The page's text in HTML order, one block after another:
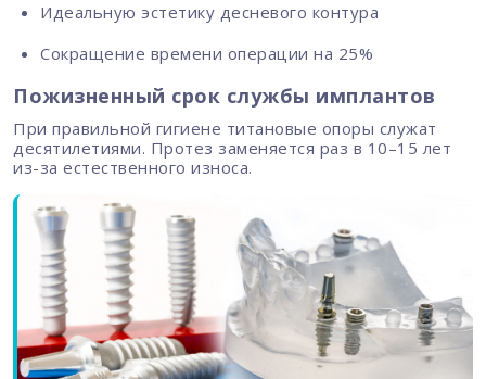
Идеальную эстетику десневого контура
Сокращение времени операции на 25%
Пожизненный срок службы имплантов
При правильной гигиене титановые опоры служат
десятилетиями. Протез заменяется раз в 10–15 лет
из-за естественного износа.